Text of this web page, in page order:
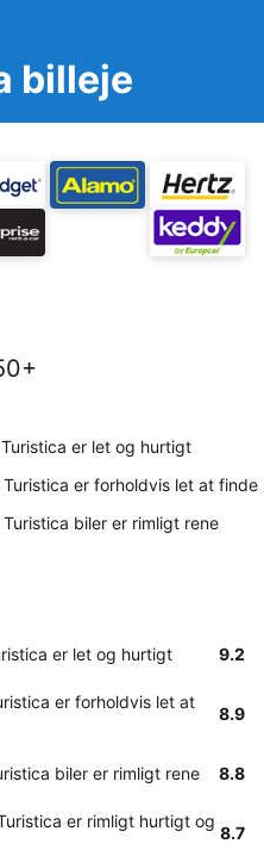
billeje
er let og hurtigt
er forholdvis let at finde
biler er rimligt rene
er let og hurtigt 9.2
er forholdvis let at
8.9
biler er rimligt rene 8.8
er rimligt hurtigt og
8.7